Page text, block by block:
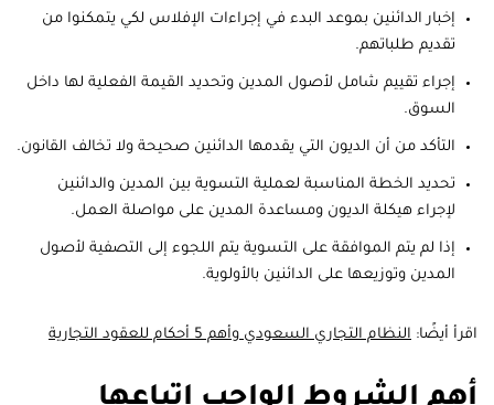
إخبار الدائنين بموعد البدء في إجراءات الإفلاس لكي يتمكنوا من
تقديم طلباتهم.
إجراء تقييم شامل لأصول المدين وتحديد القيمة الفعلية لها داخل
السوق.
التأكد من أن الديون التي يقدمها الدائنين صحيحة ولا تخالف القانون.
تحديد الخطة المناسبة لعملية التسوية بين المدين والدائنين
لإجراء هيكلة الديون ومساعدة المدين على مواصلة العمل.
إذا لم يتم الموافقة على التسوية يتم اللجوء إلى التصفية لأصول
المدين وتوزيعها على الدائنين بالأولوية.
اقرأ أيضًا: النظام التجاري السعودي وأهم 5 أحكام للعقود التجارية